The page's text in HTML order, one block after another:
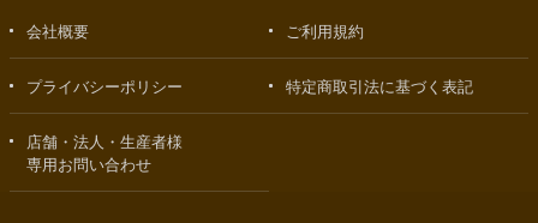
会社概要 ご利用規約
プライバシーポリシー 特定商取引法に基づく表記
店舗・法人・生産者様
専用お問い合わせ